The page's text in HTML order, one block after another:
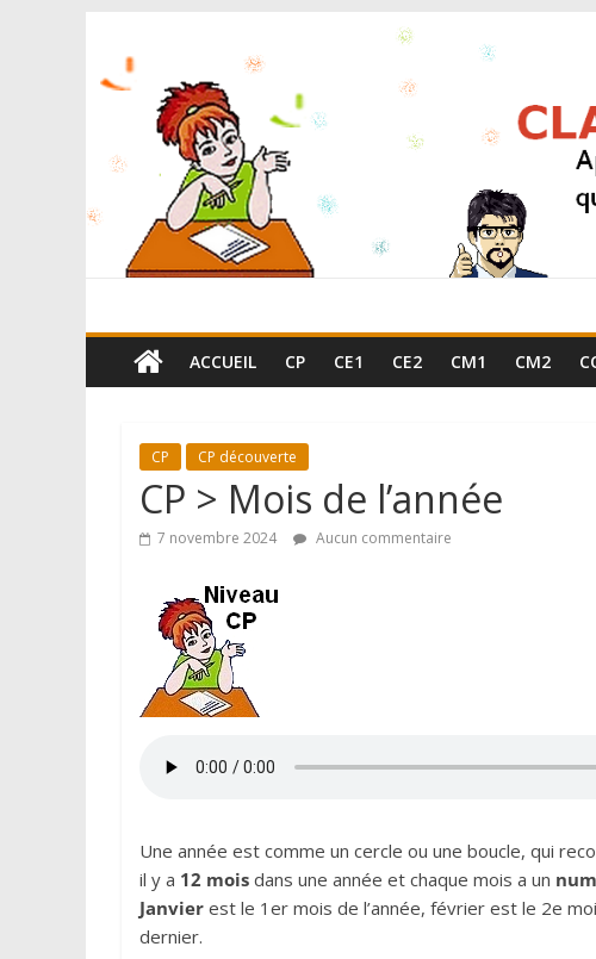
ACCUEIL CP CE1 CE2 CM1 CM2
CP CP découverte
CP > Mois de l’année
7 novembre 2024 Aucun commentaire
Une année est comme un cercle ou une boucle, qui
il y a 12 mois dans une année et chaque mois a un
Janvier est le 1er mois de l’année, février est le 2e
dernier.